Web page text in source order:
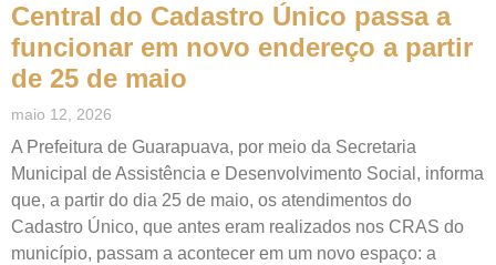
Central do Cadastro Único passa a
funcionar em novo endereço a partir
de 25 de maio
maio 12, 2026
A Prefeitura de Guarapuava, por meio da Secretaria
Municipal de Assistência e Desenvolvimento Social, informa
que, a partir do dia 25 de maio, os atendimentos do
Cadastro Único, que antes eram realizados nos CRAS do
município, passam a acontecer em um novo espaço: a